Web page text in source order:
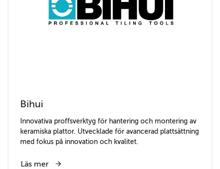
Bihui
Innovativa proffsverktyg för hantering och montering av
keramiska plattor. Utvecklade för avancerad plattsättning
med fokus på innovation och kvalitet.
Läs mer